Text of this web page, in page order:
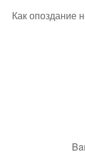
Как опоздание